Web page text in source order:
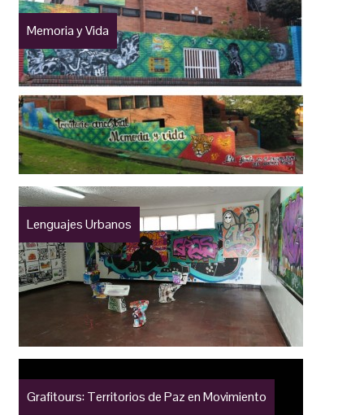
Memoria y Vida
Lenguajes Urbanos
Grafitours: Territorios de Paz en Movimiento